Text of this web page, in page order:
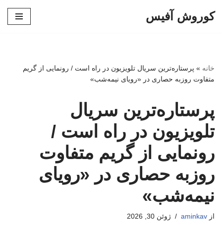
کوروش آفیس
خانه » پرستاره‌ترین سریال تلویزیون در راه است / رونمایی از گریم
متفاوت روزبه حصاری در «رویای نیمه‌شب»
پرستاره‌ترین سریال
تلویزیون در راه است /
رونمایی از گریم متفاوت
روزبه حصاری در «رویای
نیمه‌شب»
از aminkav ژوئن 30, 2026